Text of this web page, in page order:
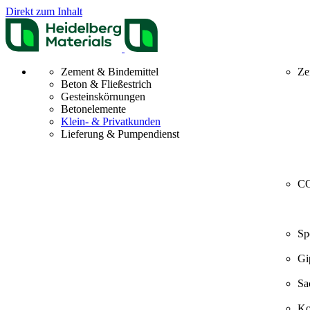
Direkt zum Inhalt
Zement & Bindemittel
Beton & Fließestrich
Gesteinskörnungen
Betonelemente
Klein- & Privatkunden
Lieferung & Pumpendienst